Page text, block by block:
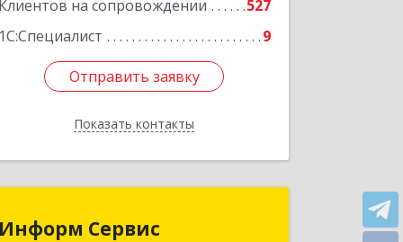
Клиентов на сопровождении
527
1С:Специалист
9
Отправить заявку
Показать контакты
Отправить заявку
Назад
Информ Сервис